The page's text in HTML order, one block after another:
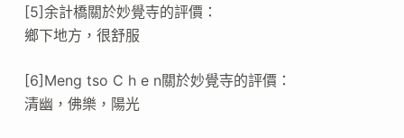
[5]余計橋關於妙覺寺的評價：
鄉下地方，很舒服
[6]Meng tso C h e n關於妙覺寺的評價：
清幽，佛樂，陽光